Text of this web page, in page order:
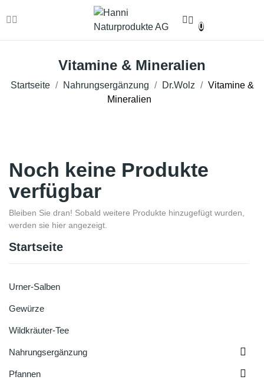
0
Vitamine & Mineralien
Startseite Nahrungsergänzung Dr.Wolz
Vitamine &
Mineralien
Startseite
Urner-Salben
Gewürze
Wildkräuter-Tee
Nahrungsergänzung 
Pfannen 
Noch keine Produkte
verfügbar
Bleiben Sie dran! Sobald weitere Produkte hinzugefügt wurden,
werden sie hier angezeigt.